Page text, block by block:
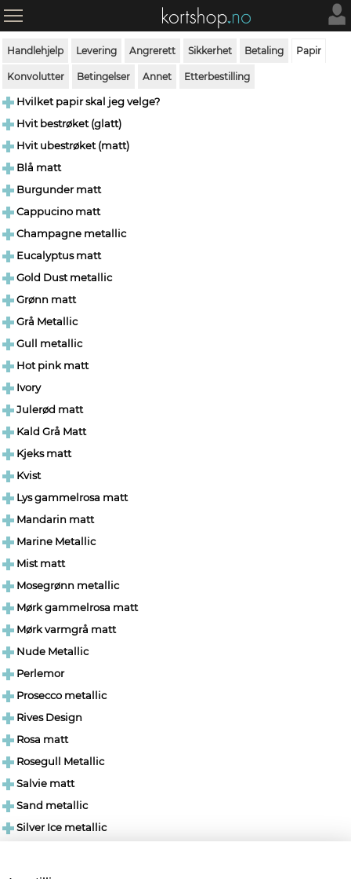
Handlehjelp Levering Angrerett Sikkerhet Betaling Papir
Konvolutter Betingelser Annet Etterbestilling
Hvilket papir skal jeg velge?
Hvit bestrøket (glatt)
Hvit ubestrøket (matt)
Blå matt
Burgunder matt
Cappucino matt
Champagne metallic
Eucalyptus matt
Gold Dust metallic
Grønn matt
Grå Metallic
Gull metallic
Hot pink matt
Ivory
Julerød matt
Kald Grå Matt
Kjeks matt
Kvist
Lys gammelrosa matt
Mandarin matt
Marine Metallic
Mist matt
Mosegrønn metallic
Mørk gammelrosa matt
Mørk varmgrå matt
Nude Metallic
Perlemor
Prosecco metallic
Rives Design
Rosa matt
Rosegull Metallic
Salvie matt
Sand metallic
Silver Ice metallic